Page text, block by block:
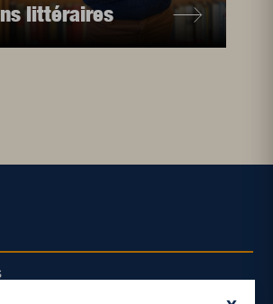
littéraires